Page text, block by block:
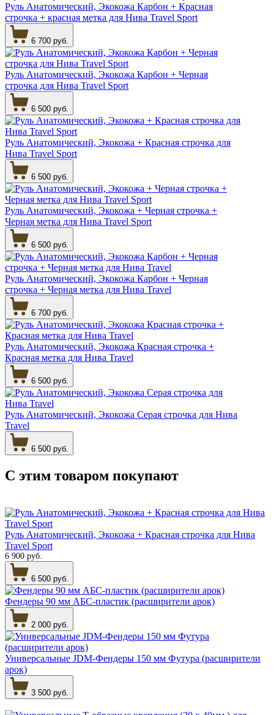
Руль Анатомический, Экокожа Карбон + Красная
строчка + красная метка для Нива Travel Sport
6 700 руб.
Руль Анатомический, Экокожа Карбон + Черная
строчка для Нива Travel Sport
6 500 руб.
Руль Анатомический, Экокожа + Красная строчка для
Нива Travel Sport
6 500 руб.
Руль Анатомический, Экокожа + Черная строчка +
Черная метка для Нива Travel Sport
6 500 руб.
Руль Анатомический, Экокожа Карбон + Черная
строчка + Черная метка для Нива Travel
6 700 руб.
Руль Анатомический, Экокожа Красная строчка +
Красная метка для Нива Travel
6 500 руб.
Руль Анатомический, Экокожа Серая строчка для Нива
Travel
6 500 руб.
С этим товаром покупают
Руль Анатомический, Экокожа + Красная строчка для Нива
Travel Sport
6 900 руб.
6 500 руб.
Фендеры 90 мм АБС-пластик (расширители арок)
2 000 руб.
Универсальные JDM-Фендеры 150 мм Футура (расширители
арок)
3 500 руб.